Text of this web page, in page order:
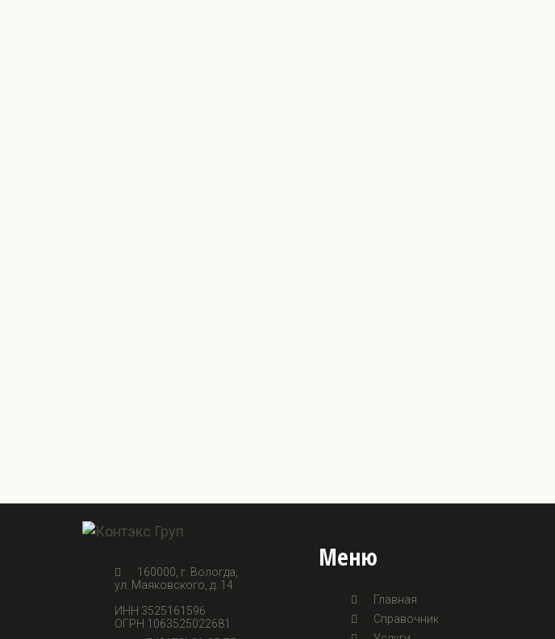
160000, г. Вологда,
ул. Маяковского, д. 14
ИНН 3525161596
ОГРН 1063525022681
Меню
Главная
Справочник